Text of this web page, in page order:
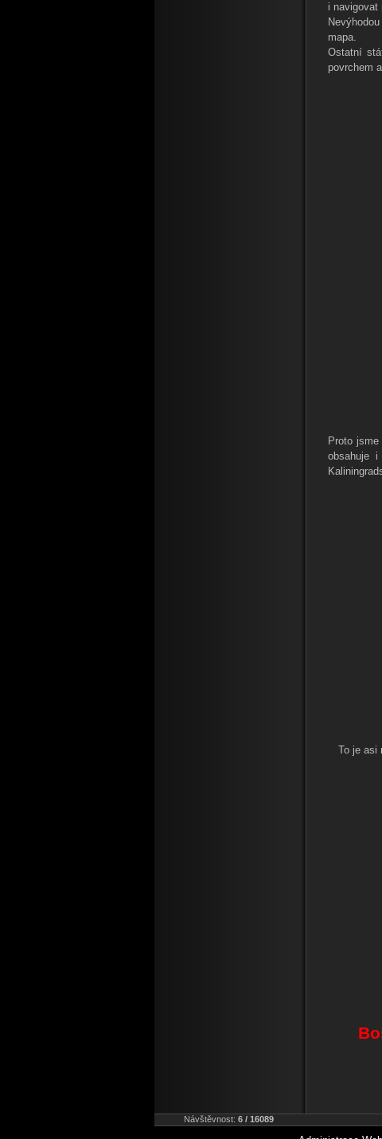
i navigovat
mapa.
Ostatní
povrchem
Proto jsme
obsahuje
To je asi
Návštěvnost: 6 / 16089